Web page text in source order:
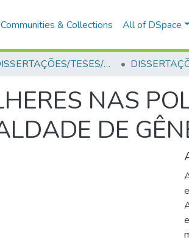
Communities & Collections All of DSpace
DISSERTAÇÕES/TESES/MONOGRAFIAS
NAS
DE